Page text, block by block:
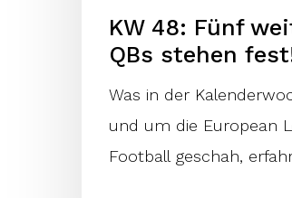
KW 48: Fünf
QBs stehen
Was in der
und um die European
Football geschah,